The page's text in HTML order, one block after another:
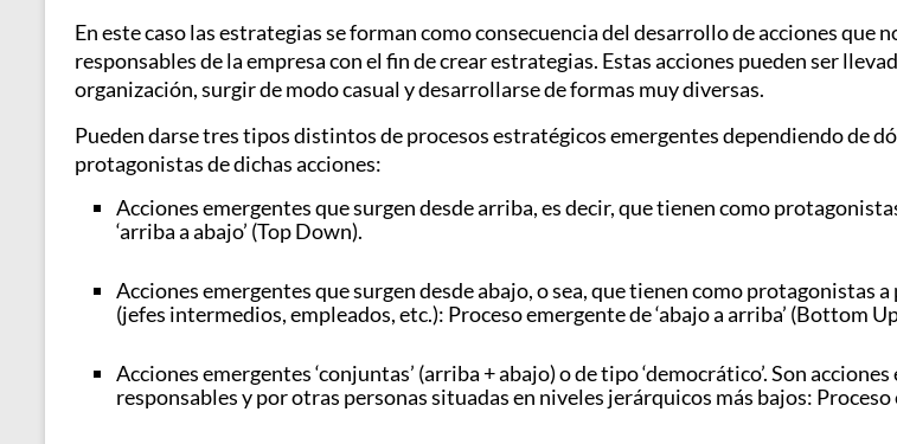
En este caso las estrategias se forman como consecuencia del desarrollo de acciones
responsables de la empresa con el fin de crear estrategias. Estas acciones pueden ser
organización, surgir de modo casual y desarrollarse de formas muy diversas.
Pueden darse tres tipos distintos de procesos estratégicos emergentes dependiendo de
protagonistas de dichas acciones:
Acciones emergentes que surgen desde arriba, es decir, que tienen como
‘arriba a abajo’ (Top Down).
Acciones emergentes que surgen desde abajo, o sea, que tienen como protagonistas
(jefes intermedios, empleados, etc.): Proceso emergente de ‘abajo a arriba’ (Bottom
Acciones emergentes ‘conjuntas’ (arriba + abajo) o de tipo ‘democrático’. Son
responsables y por otras personas situadas en niveles jerárquicos más bajos: Proceso